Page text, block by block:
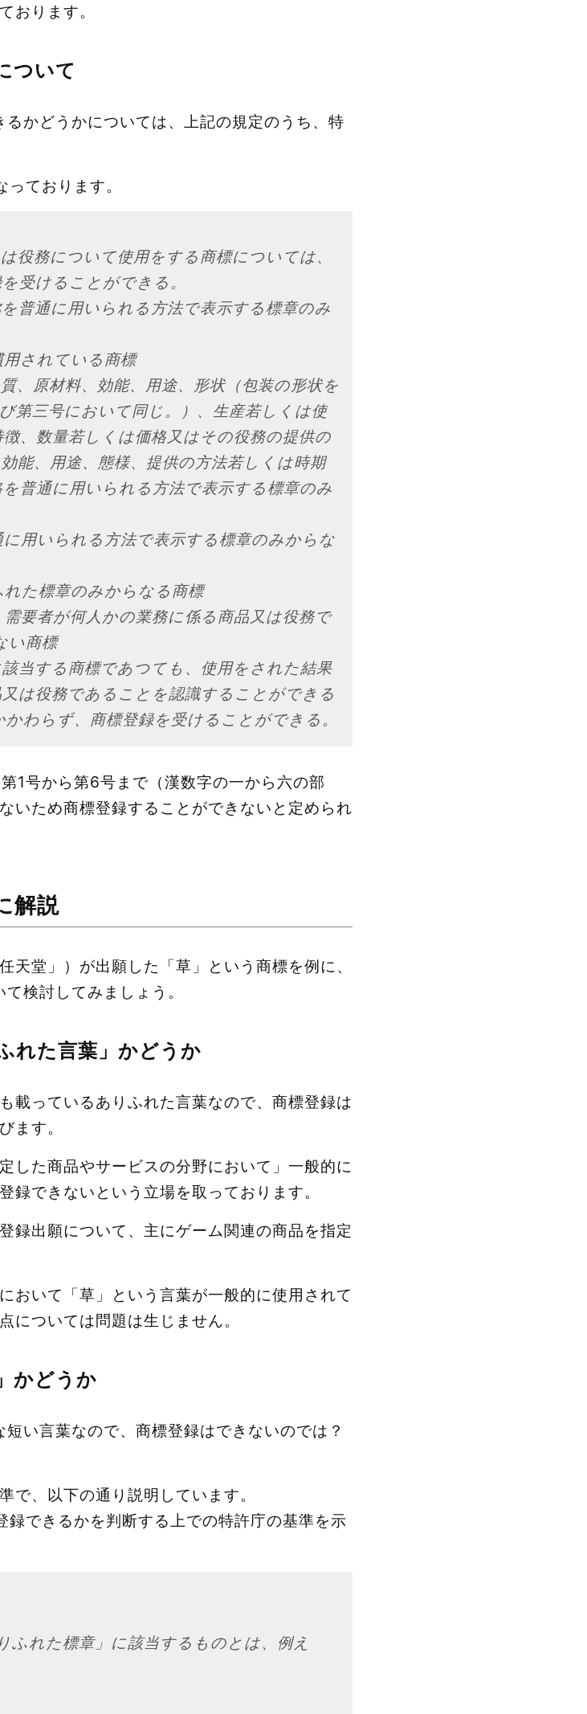
おります。
ついて
かどうかについては、上記の規定のうち、特
ております。
役務について使用をする商標については、
受けることができる。
普通に用いられる方法で表示する標章のみ
されている商標
、原材料、効能、用途、形状（包装の形状を
第三号において同じ。）、生産若しくは使
、数量若しくは価格又はその役務の提供の
能、用途、態様、提供の方法若しくは時期
普通に用いられる方法で表示する標章のみ
用いられる方法で表示する標章のみからな
た標章のみからなる商標
要者が何人かの業務に係る商品又は役務で
い商標
当する商標であつても、使用をされた結果
は役務であることを認識することができる
わらず、商標登録を受けることができる。
1号から第6号まで（漢数字の一から六の部
いため商標登録することができないと定められ
解説
天堂」）が出願した「草」という商標を例に、
検討してみましょう。
れた言葉」かどうか
載っているありふれた言葉なので、商標登録は
ます。
した商品やサービスの分野において」一般的に
録できないという立場を取っております。
録出願について、主にゲーム関連の商品を指定
おいて「草」という言葉が一般的に使用されて
については問題は生じません。
かどうか
い言葉なので、商標登録はできないのでは？
で、以下の通り説明しています。
できるかを判断する上での特許庁の基準を示
ふれた標章」に該当するものとは、例え